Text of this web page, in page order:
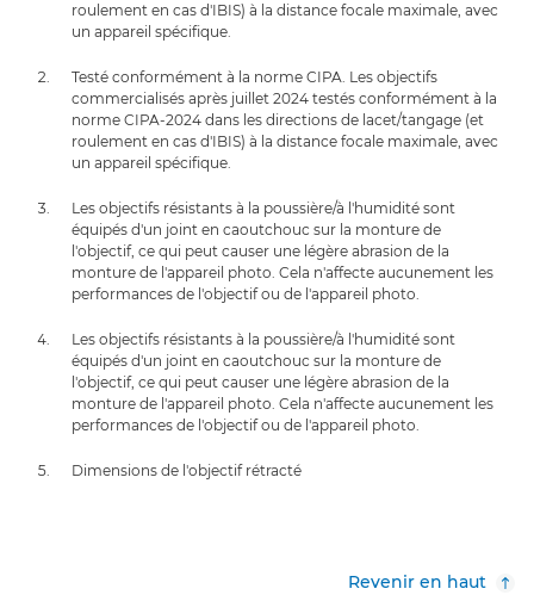
roulement en cas d'IBIS) à la distance focale maximale, avec
un appareil spécifique.
Testé conformément à la norme CIPA. Les objectifs
commercialisés après juillet 2024 testés conformément à la
norme CIPA-2024 dans les directions de lacet/tangage (et
roulement en cas d'IBIS) à la distance focale maximale, avec
un appareil spécifique.
Les objectifs résistants à la poussière/à l'humidité sont
équipés d'un joint en caoutchouc sur la monture de
l'objectif, ce qui peut causer une légère abrasion de la
monture de l'appareil photo. Cela n'affecte aucunement les
performances de l'objectif ou de l'appareil photo.
Les objectifs résistants à la poussière/à l'humidité sont
équipés d'un joint en caoutchouc sur la monture de
l'objectif, ce qui peut causer une légère abrasion de la
monture de l'appareil photo. Cela n'affecte aucunement les
performances de l'objectif ou de l'appareil photo.
Dimensions de l'objectif rétracté
Revenir en haut